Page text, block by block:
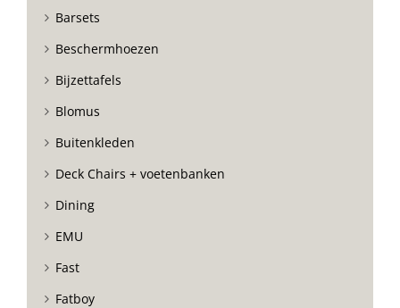
Barsets
Beschermhoezen
Bijzettafels
Blomus
Buitenkleden
Deck Chairs + voetenbanken
Dining
EMU
Fast
Fatboy